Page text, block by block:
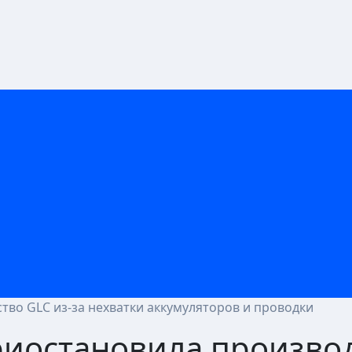
GLC из-за нехватки аккумуляторов и проводки